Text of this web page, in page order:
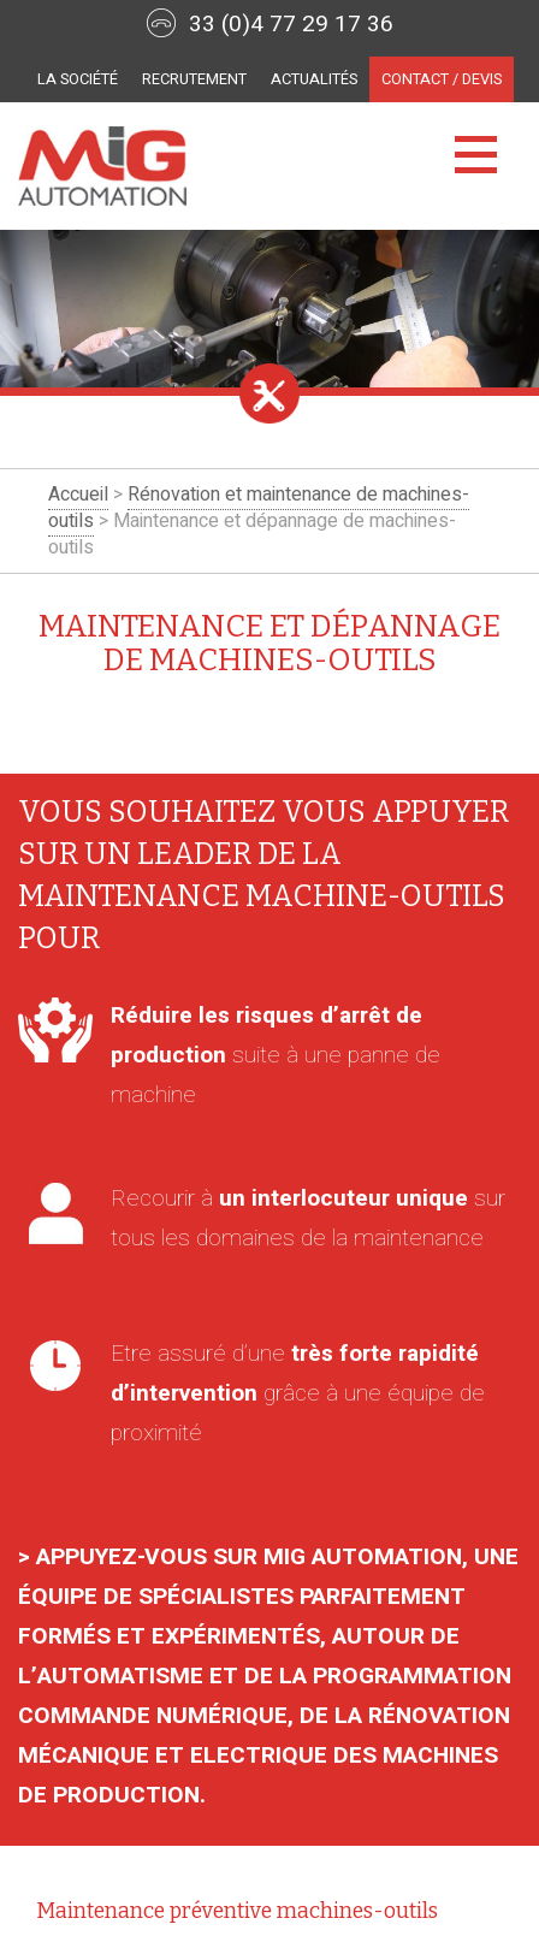
33 (0)4 77 29 17 36
LA SOCIÉTÉ RECRUTEMENT ACTUALITÉS CONTACT / DEVIS
Accueil > Rénovation et maintenance de machines-
outils > Maintenance et dépannage de machines-
outils
MAINTENANCE ET DÉPANNAGE
DE MACHINES-OUTILS
VOUS SOUHAITEZ VOUS APPUYER
SUR UN LEADER DE LA
MAINTENANCE MACHINE-OUTILS
POUR
Réduire les risques d’arrêt de
production suite à une panne de
machine
Recourir à un interlocuteur unique sur
tous les domaines de la maintenance
Etre assuré d’une très forte rapidité
d’intervention grâce à une équipe de
proximité
> APPUYEZ-VOUS SUR MIG AUTOMATION, UNE
ÉQUIPE DE SPÉCIALISTES PARFAITEMENT
FORMÉS ET EXPÉRIMENTÉS, AUTOUR DE
L’AUTOMATISME ET DE LA PROGRAMMATION
COMMANDE NUMÉRIQUE, DE LA RÉNOVATION
MÉCANIQUE ET ELECTRIQUE DES MACHINES
DE PRODUCTION.
Maintenance préventive machines-outils